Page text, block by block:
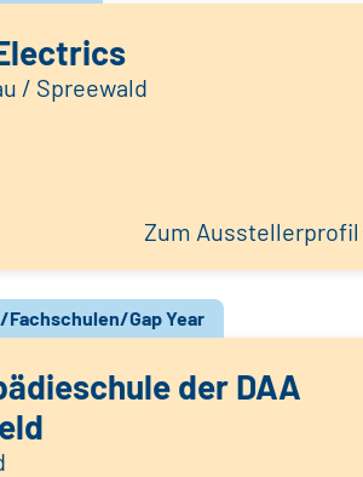
/ Spreewald
Zum Ausstellerprofil
Gap Year
der DAA